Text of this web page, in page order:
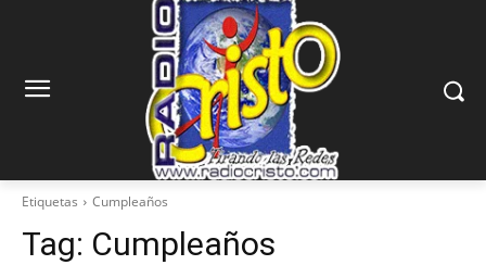
Etiquetas Cumpleaños
Tag: Cumpleaños